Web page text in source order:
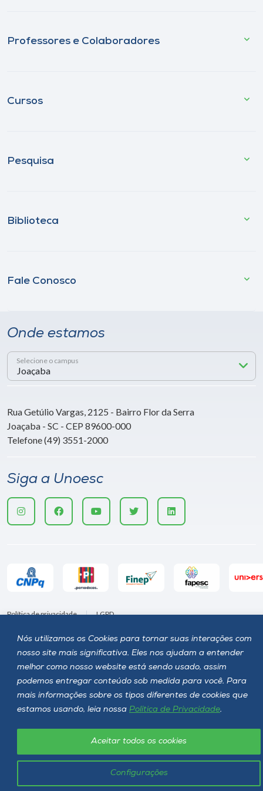
Nós utilizamos os Cookies para tornar suas interações com
nosso site mais significativa. Eles nos ajudam a entender
melhor como nosso website está sendo usado, assim
podemos entregar conteúdo sob medida para você. Para
mais informações sobre os tipos diferentes de cookies que
estamos usando, leia nossa Política de Privacidade.
Configurações
Aceitar todos os cookies
Professores e Colaboradores
Cursos
Pesquisa
Biblioteca
Fale Conosco
Onde estamos
Selecione o campus
Rua Getúlio Vargas, 2125 - Bairro Flor da Serra
Joaçaba - SC - CEP 89600-000
Telefone (49) 3551-2000
Siga a Unoesc
Política de privacidade LGPD